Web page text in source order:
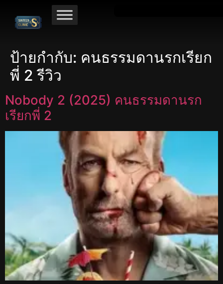
ป้ายกำกับ: คนธรรมดานรกเรียก
พี่ 2 รีวิว
Nobody 2 (2025) คนธรรมดานรก
เรียกพี่ 2